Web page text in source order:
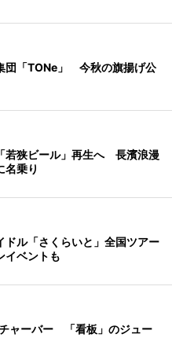
団「TONe」 今秋の旗揚げ公
若狭ビール」再生へ 長濱浪漫
名乗り
ドル「さくらいと」全国ツアー
ベントも
ャーバー 「看板」のジュー